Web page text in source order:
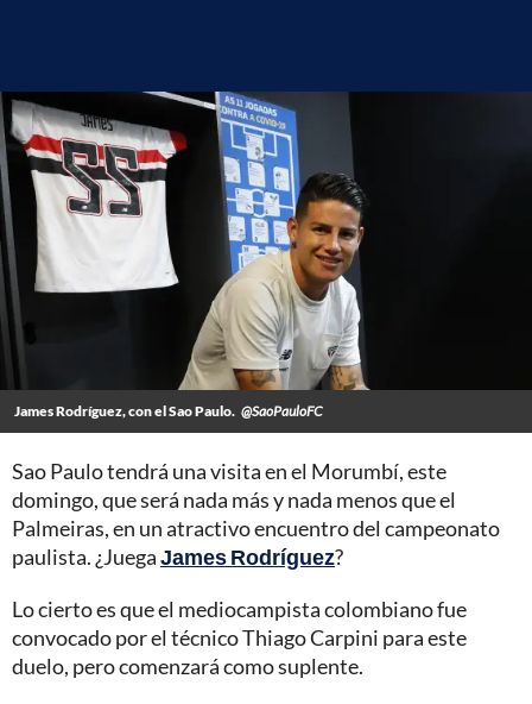
James Rodríguez, con el Sao Paulo. @SaoPauloFC
Sao Paulo tendrá una visita en el Morumbí, este
domingo, que será nada más y nada menos que el
Palmeiras, en un atractivo encuentro del campeonato
paulista. ¿JuegaJames Rodríguez?
Lo cierto es que el mediocampista colombiano fue
convocado por el técnico Thiago Carpini para este
duelo, pero comenzará como suplente.